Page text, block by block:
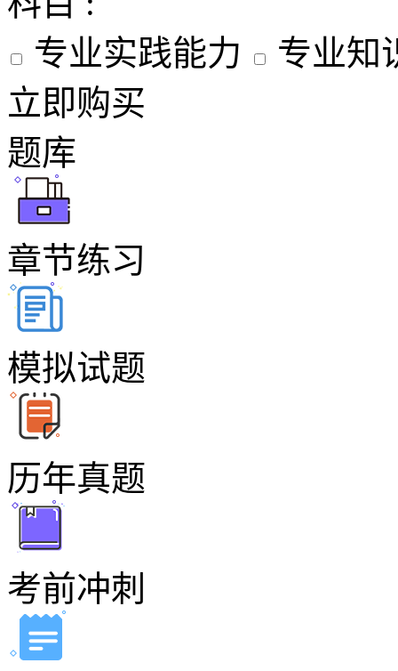
专业实践能力
专业知
立即购买
题库
章节练习
模拟试题
历年真题
考前冲刺